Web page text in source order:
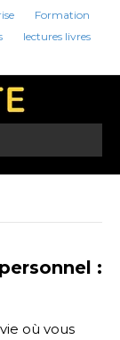
Formation
lectures livres
:
où vous